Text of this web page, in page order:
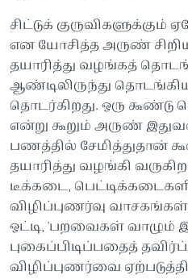
சிட்டுக்
என யோசித்த அருண்
தயாரித்து வழங்கத்
ஆண்டிலிருந்து
தொடர்கிறது. ஒரு கூண்டு
என்று கூறும் அருண்
பணத்தில் சேமித்துதான்
தயாரித்து வழங்கி
டீக்கடை,
விழிப்புணர்வு
ஒட்டி, 'பறவைகள் வாழும்
புகைப்பிடிப்பதைத்
விழிப்புணர்வை